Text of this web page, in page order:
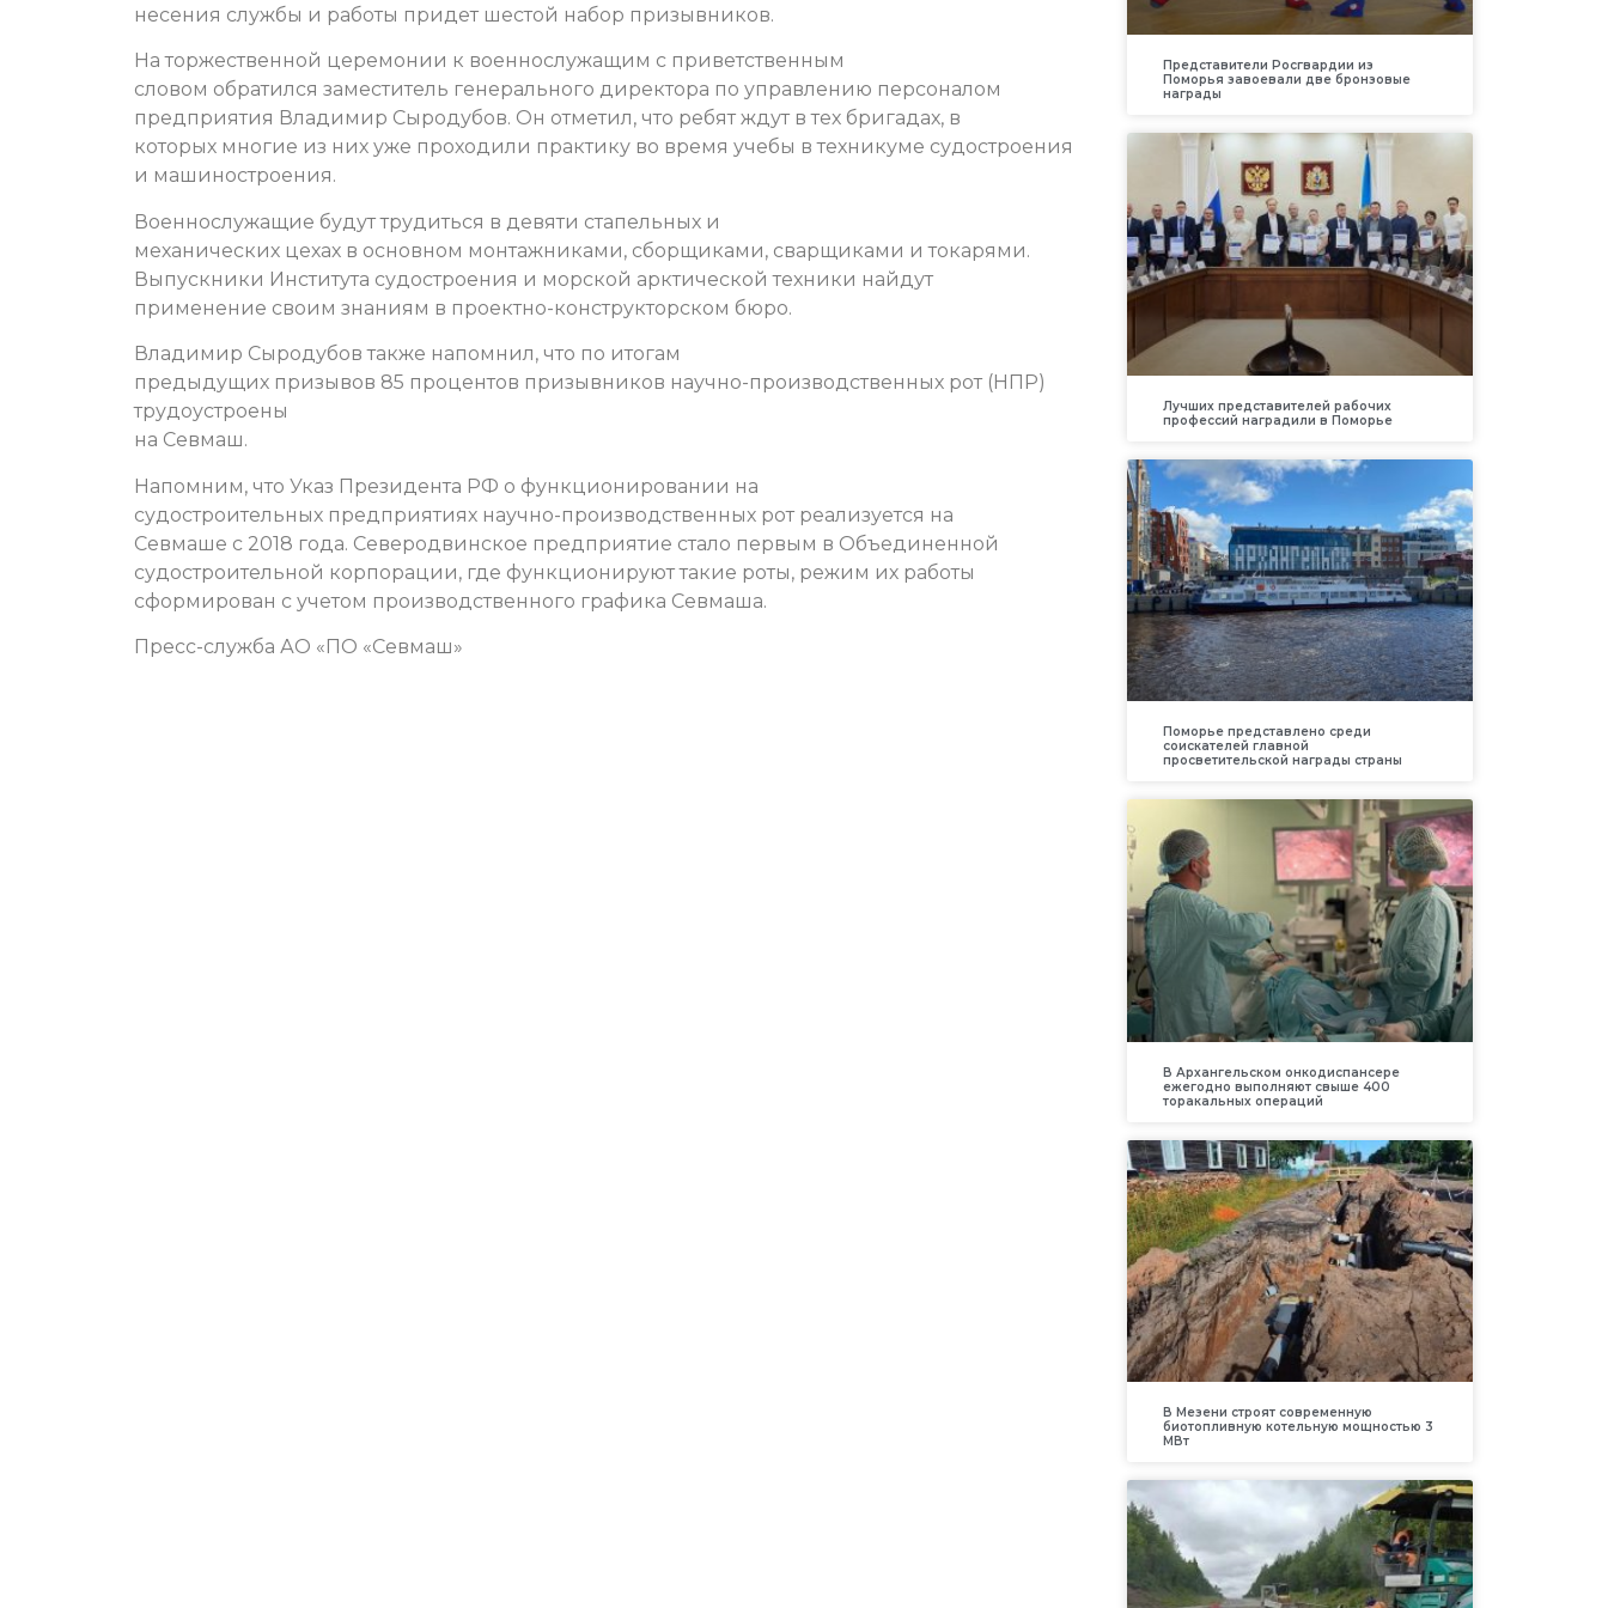
несения службы и работы придет шестой набор призывников.
На торжественной церемонии к военнослужащим с приветственным
словом обратился заместитель генерального директора по управлению персоналом
предприятия Владимир Сыродубов. Он отметил, что ребят ждут в тех бригадах, в
которых многие из них уже проходили практику во время учебы в техникуме судостроения
и машиностроения.
Военнослужащие будут трудиться в девяти стапельных и
механических цехах в основном монтажниками, сборщиками, сварщиками и токарями.
Выпускники Института судостроения и морской арктической техники найдут
применение своим знаниям в проектно-конструкторском бюро.
Владимир Сыродубов также напомнил, что по итогам
предыдущих призывов 85 процентов призывников научно-производственных рот (НПР)
трудоустроены
на Севмаш.
Напомним, что Указ Президента РФ о функционировании на
судостроительных предприятиях научно-производственных рот реализуется на
Севмаше с 2018 года. Северодвинское предприятие стало первым в Объединенной
судостроительной корпорации, где функционируют такие роты, режим их работы
сформирован с учетом производственного графика Севмаша.
Пресс-служба АО «ПО «Севмаш»
Представители Росгвардии из
Поморья завоевали две бронзовые
награды
Лучших представителей рабочих
профессий наградили в Поморье
Поморье представлено среди
соискателей главной
просветительской награды страны
В Архангельском онкодиспансере
ежегодно выполняют свыше 400
торакальных операций
В Мезени строят современную
биотопливную котельную мощностью 3
МВт